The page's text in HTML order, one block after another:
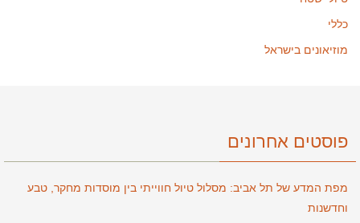
כללי
מוזיאונים בישראל
פוסטים אחרונים
מפת המדע של תל אביב: מסלול טיול חווייתי בין מוסדות מחקר, טבע
וחדשנות